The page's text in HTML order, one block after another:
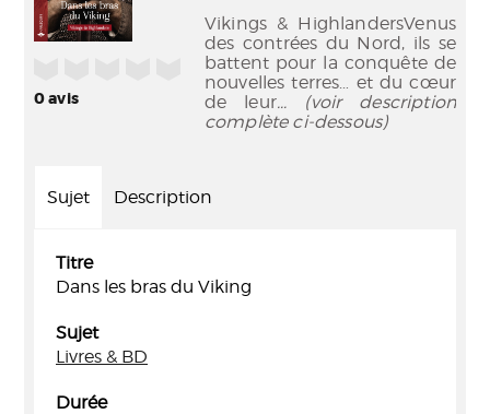
0avis
Vikings & HighlandersVenus
des contrées du Nord, ils se
battent pour la conquête de
nouvelles terres… et du cœur
de leur... (voir description
complète ci-dessous)
Sujet Description
Titre
Dans les bras du Viking
Sujet
Livres & BD
Durée